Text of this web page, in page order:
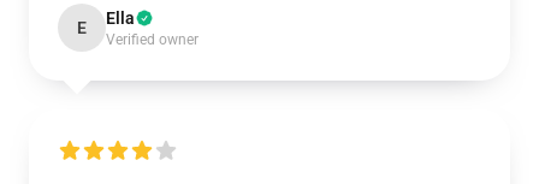
E Ella
Verified owner